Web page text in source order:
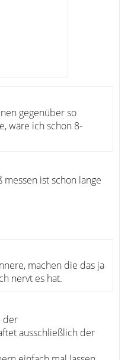
gegenüber so
wäre ich schon 8-
messen ist schon lange
machen die das ja
nervt es hat.
der
ausschließlich der